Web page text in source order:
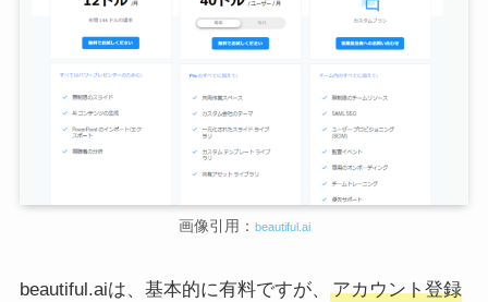
画像引用： beautiful.ai
beautiful.aiは、基本的に有料ですが、
アカウント登録